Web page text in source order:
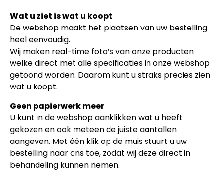
Wat u ziet is wat u koopt
De webshop maakt het plaatsen van uw bestelling
heel eenvoudig.
Wij maken real-time foto’s van onze producten
welke direct met alle specificaties in onze webshop
getoond worden. Daarom kunt u straks precies zien
wat u koopt.
Geen papierwerk meer
U kunt in de webshop aanklikken wat u heeft
gekozen en ook meteen de juiste aantallen
aangeven. Met één klik op de muis stuurt u uw
bestelling naar ons toe, zodat wij deze direct in
behandeling kunnen nemen.